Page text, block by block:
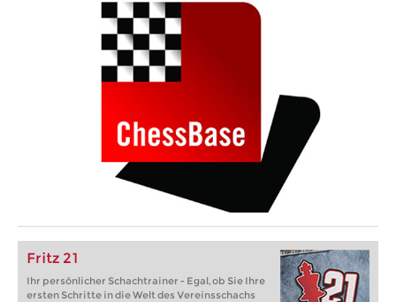
Fritz 21
Ihr persönlicher Schachtrainer - Egal, ob Sie Ihre
ersten Schritte in die Welt des Vereinsschachs